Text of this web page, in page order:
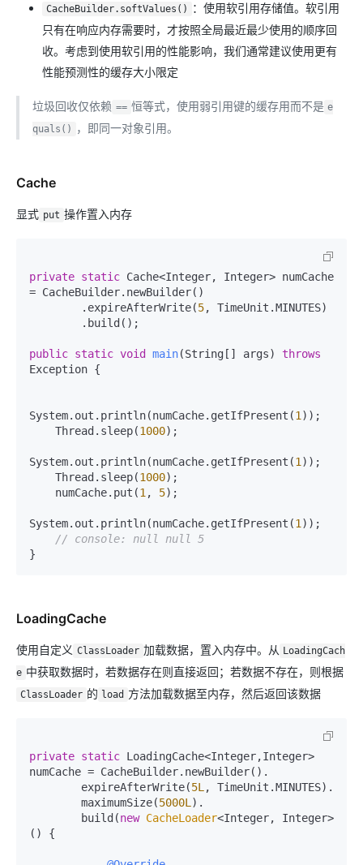
CacheBuilder.softValues()
：使用软引用存储值。软引用
只有在响应内存需要时，才按照全局最近最少使用的顺序回
收。考虑到使用软引用的性能影响，我们通常建议使用更有
性能预测性的缓存大小限定
垃圾回收仅依赖 == 恒等式，使用弱引用键的缓存用而不是 e
quals()
，即同一对象引用。
Cache
显式 put 操作置入内存
private static Cache<Integer, Integer> numCache
= CacheBuilder.newBuilder()
        .expireAfterWrite(
5, TimeUnit.MINUTES)
public static void main(String[] args)
throws
Exception {
System.out.println(numCache.getIfPresent(1 ));
    Thread.sleep(
1000);
System.out.println(numCache.getIfPresent(1 ));
    Thread.sleep(
1000);
    numCache.put(
1 , 5);
System.out.println(numCache.getIfPresent(1 ));
// console: null null 5
LoadingCache
使用自定义 ClassLoader 加载数据，置入内存中。从 LoadingCach
e 中获取数据时，若数据存在则直接返回；若数据不存在，则根据
ClassLoader 的 load 方法加载数据至内存，然后返回该数据
private static LoadingCache<Integer,Integer>
numCache = CacheBuilder.newBuilder().
        expireAfterWrite(
5L , TimeUnit.MINUTES).
        maximumSize(
5000L ).
        build(
new CacheLoader<Integer, Integer>
() {